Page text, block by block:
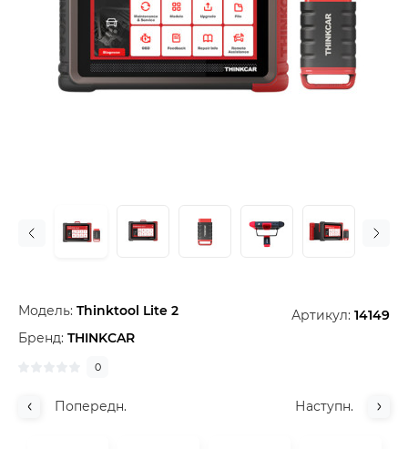
Модель: Thinktool Lite 2 Артикул: 14149
Бренд: THINKCAR
0
Попередн. Наступн.